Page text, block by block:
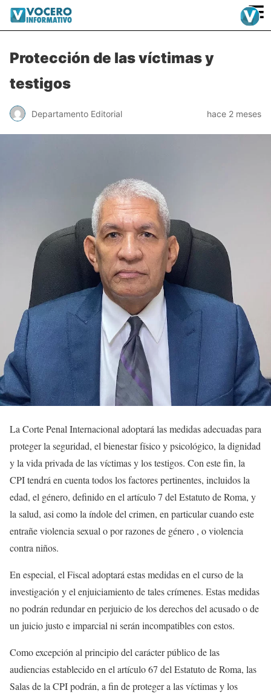
≡
Protección de las víctimas y
testigos
Departamento Editorial hace 2 meses
La Corte Penal Internacional adoptará las medidas adecuadas para
proteger la seguridad, el bienestar físico y psicológico, la dignidad
y la vida privada de las víctimas y los testigos. Con este fin, la
CPI tendrá en cuenta todos los factores pertinentes, incluidos la
edad, el género, definido en el artículo 7 del Estatuto de Roma, y
la salud, asi como la índole del crimen, en particular cuando este
entrañe violencia sexual o por razones de género , o violencia
contra niños.
En especial, el Fiscal adoptará estas medidas en el curso de la
investigación y el enjuiciamiento de tales crímenes. Estas medidas
no podrán redundar en perjuicio de los derechos del acusado o de
un juicio justo e imparcial ni serán incompatibles con estos.
Como excepción al principio del carácter público de las
audiencias establecido en el artículo 67 del Estatuto de Roma, las
Salas de la CPI podrán, a fin de proteger a las víctimas y los